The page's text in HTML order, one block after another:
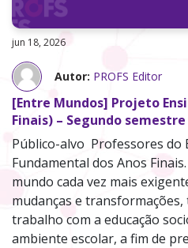
jun 18, 2026
Autor: PROFS Editor
[Entre Mundos] Projeto
Finais) – Segundo semestre
Público-alvo Professores do
Fundamental dos Anos
mundo cada vez mais
mudanças e
trabalho com a educação
ambiente escolar, a fim de